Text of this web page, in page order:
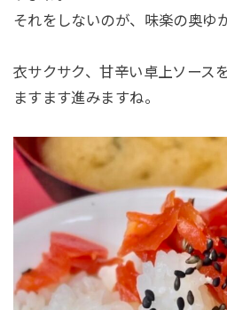
それをしないのが、味楽の奥ゆ
衣サクサク、甘辛い卓上ソース
ますます進みますね。